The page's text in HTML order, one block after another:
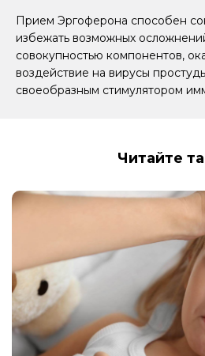
Прием Эргоферона способен
избежать возможных
совокупностью компонентов,
воздействие на вирусы
своеобразным стимулятором
Читайте